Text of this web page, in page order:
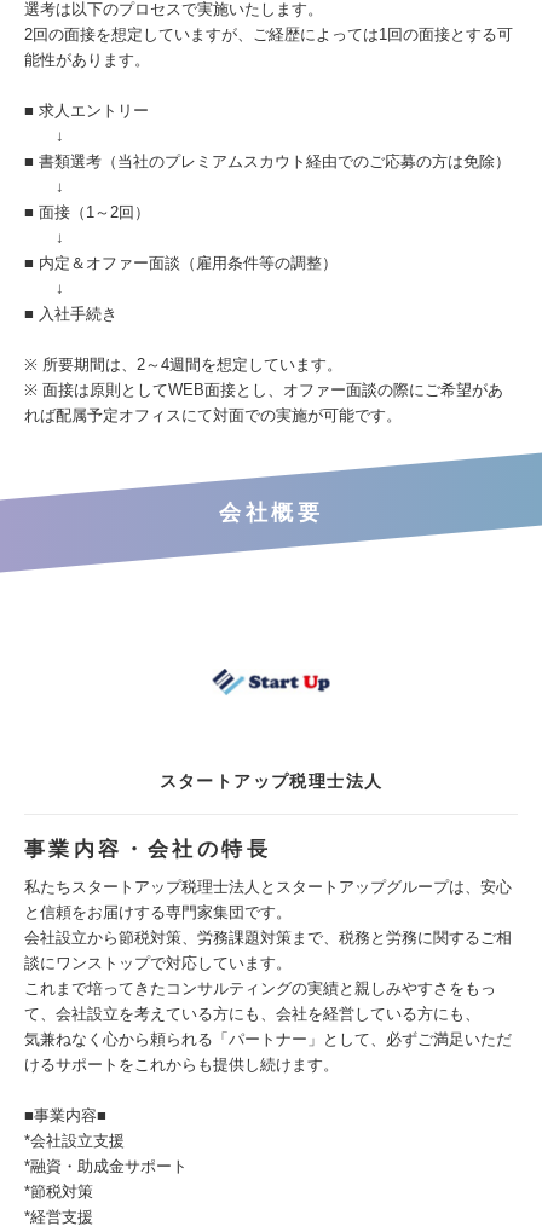
選考は以下のプロセスで実施いたします。
2回の面接を想定していますが、ご経歴によっては1回の面接とする可
能性があります。
■ 求人エントリー
↓
■ 書類選考（当社のプレミアムスカウト経由でのご応募の方は免除）
↓
■ 面接（1～2回）
↓
■ 内定＆オファー面談（雇用条件等の調整）
↓
■ 入社手続き
※ 所要期間は、2～4週間を想定しています。
※ 面接は原則としてWEB面接とし、オファー面談の際にご希望があ
れば配属予定オフィスにて対面での実施が可能です。
会社概要
スタートアップ税理士法人
事業内容・会社の特長
私たちスタートアップ税理士法人とスタートアップグループは、安心
と信頼をお届けする専門家集団です。
会社設立から節税対策、労務課題対策まで、税務と労務に関するご相
談にワンストップで対応しています。
これまで培ってきたコンサルティングの実績と親しみやすさをもっ
て、会社設立を考えている方にも、会社を経営している方にも、
気兼ねなく心から頼られる「パートナー」として、必ずご満足いただ
けるサポートをこれからも提供し続けます。
■事業内容■
*会社設立支援
*融資・助成金サポート
*節税対策
*経営支援